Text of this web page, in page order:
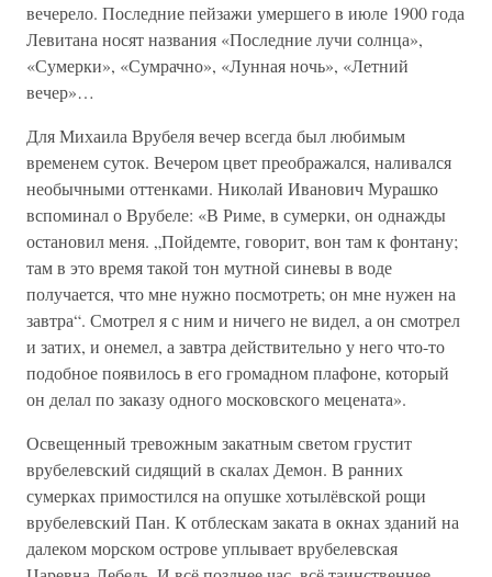
вечерело. Последние пейзажи умершего в июле 1900 года
Левитана носят названия «Последние лучи солнца»,
«Сумерки», «Сумрачно», «Лунная ночь», «Летний
вечер»…
Для Михаила Врубеля вечер всегда был любимым
временем суток. Вечером цвет преображался, наливался
необычными оттенками. Николай Иванович Мурашко
вспоминал о Врубеле: «В Риме, в сумерки, он однажды
остановил меня. „Пойдемте, говорит, вон там к фонтану;
там в это время такой тон мутной синевы в воде
получается, что мне нужно посмотреть; он мне нужен на
завтра“. Смотрел я с ним и ничего не видел, а он смотрел
и затих, и онемел, а завтра действительно у него что-то
подобное появилось в его громадном плафоне, который
он делал по заказу одного московского мецената».
Освещенный тревожным закатным светом грустит
врубелевский сидящий в скалах Демон. В ранних
сумерках примостился на опушке хотылёвской рощи
врубелевский Пан. К отблескам заката в окнах зданий на
далеком морском острове уплывает врубелевская